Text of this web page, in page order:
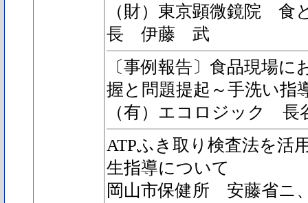
（財）東京顕微鏡院 食
長 伊藤 武
〔事例報告〕食品現場
握と問題提起～手洗い指
（有）エコロジック 長
ATPふき取り検査法を活
生指導について
岡山市保健所 安藤省ニ